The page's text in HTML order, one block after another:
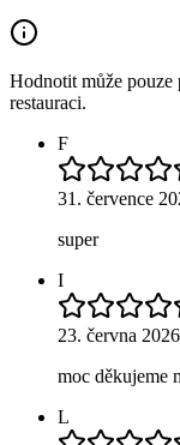
Hodnotit může pouze
restauraci.
F
31. července
super
I
23. června 2026
moc děkujeme
L